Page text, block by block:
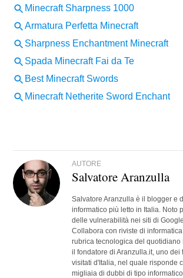
AUTORE
Salvatore Aranzulla
Salvatore Aranzulla è il blogger e
informatico più letto in Italia. Noto
delle vulnerabilità nei siti di
Collabora con riviste di
rubrica tecnologica del quotidiano
il fondatore di Aranzulla.it, uno dei
visitati d'Italia, nel quale risponde
migliaia di dubbi di tipo